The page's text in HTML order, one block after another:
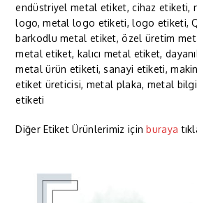
endüstriyel metal etiket, cihaz etiketi,
logo, metal logo etiketi, logo etiketi,
barkodlu metal etiket, özel üretim
metal etiket, kalıcı metal etiket,
metal ürün etiketi, sanayi etiketi,
etiket üreticisi, metal plaka, metal bilgi
etiketi
Diğer Etiket Ürünlerimiz içinburaya